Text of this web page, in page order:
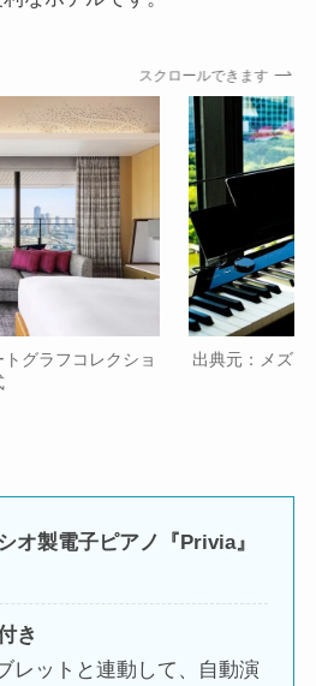
スクロールできます
グラフコレクショ
出典元：メズ
オ製電子ピアノ『Privia』
き
レットと連動して、自動演